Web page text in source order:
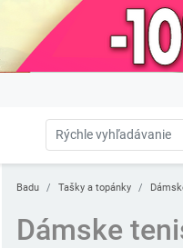
Badu Tašky a topánky
Dámske